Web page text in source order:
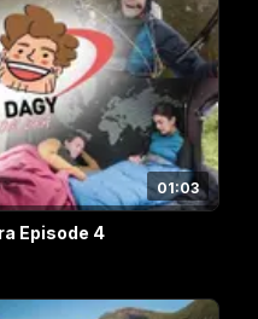
01:03
Episode 4